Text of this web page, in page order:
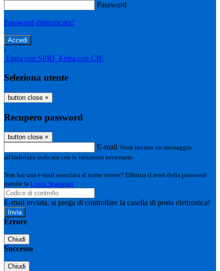
Password
Password dimenticata?
-
Entra con SPID Entra con CIE
Seleziona utente
button close ×
Recupero password
button close ×
E-mail Verrà inviato un messaggio
all'indirizzo indicato con le istruzioni necessarie.
Non hai una e-mail associata al nome utente? Effettua il reset della password
tramite la Login Spaggiari
E-mail inviata, si prega di controllare la casella di posta elettronica!
Errore
Chiudi
Successo
Chiudi